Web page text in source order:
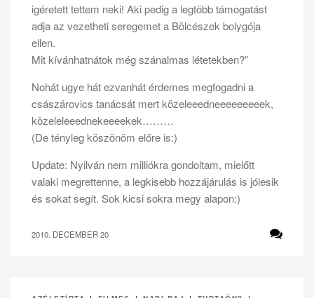
igéretett tettem neki! Aki pedig a legtöbb támogatást
adja az vezetheti seregemet a Bölcészek bolygója
ellen.
Mit kívánhatnátok még szánalmas létetekben?”
Nohát ugye hát ezvanhát érdemes megfogadni a
császárovics tanácsát mert közeleeedneeeeeeeeek,
közeleleeednekeeeekek………
(De tényleg köszönöm előre is:)
Update: Nyilván nem milliókra gondoltam, mielőtt
valaki megrettenne, a legkisebb hozzájárulás is jólesik
és sokat segít. Sok kicsi sokra megy alapon:)
2010. DECEMBER 20